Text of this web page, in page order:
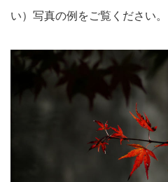
い）写真の例をご覧ください。